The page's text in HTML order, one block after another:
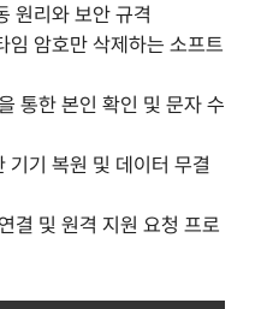
원리와 보안 규격
임 암호만 삭제하는 소프트
통한 본인 확인 및 문자 수
기기 복원 및 데이터 무결
결 및 원격 지원 요청 프로